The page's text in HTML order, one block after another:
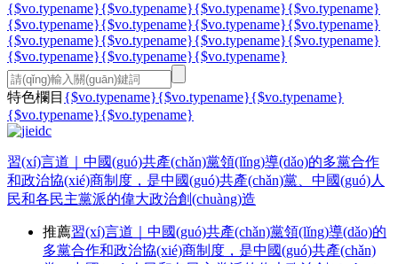
{$vo.typename}{$vo.typename}{$vo.typename}{$vo.typename}
{$vo.typename}{$vo.typename}{$vo.typename}{$vo.typename}
{$vo.typename}{$vo.typename}{$vo.typename}{$vo.typename}
{$vo.typename}{$vo.typename}{$vo.typename}
特色欄目 {$vo.typename}{$vo.typename}{$vo.typename}
{$vo.typename}{$vo.typename}
習(xí)言道｜中國(guó)共產(chǎn)黨領(lǐng)導(dǎo)的多黨合作
和政治協(xié)商制度，是中國(guó)共產(chǎn)黨、中國(guó)人
民和各民主黨派的偉大政治創(chuàng)造
推薦習(xí)言道｜中國(guó)共產(chǎn)黨領(lǐng)導(dǎo)的
多黨合作和政治協(xié)商制度，是中國(guó)共產(chǎn)